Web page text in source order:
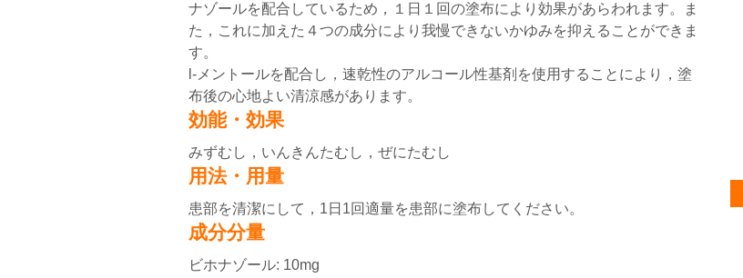
ナゾールを配合しているため，１日１回の塗布により効果があらわれます。ま
た，これに加えた４つの成分により我慢できないかゆみを抑えることができま
す。
l-メントールを配合し，速乾性のアルコール性基剤を使用することにより，塗
布後の心地よい清涼感があります。
効能・効果
みずむし，いんきんたむし，ぜにたむし
用法・用量
患部を清潔にして，1日1回適量を患部に塗布してください。
成分分量
ビホナゾール: 10mg